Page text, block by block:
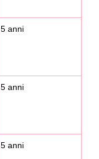
5 anni
5 anni
5 anni